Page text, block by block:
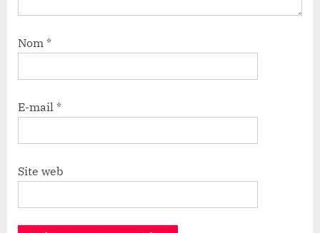
Nom *
E-mail *
Site web